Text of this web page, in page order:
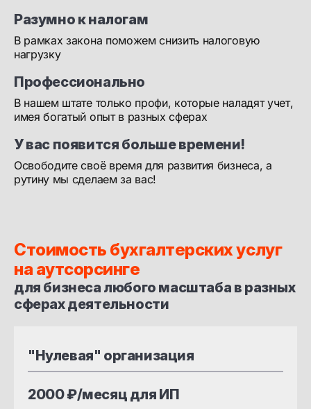
Разумно к налогам
В рамках закона поможем снизить налоговую
нагрузку
Профессионально
В нашем штате только профи, которые наладят учет,
имея богатый опыт в разных сферах
У вас появится больше времени!
Освободите своё время для развития бизнеса, а
рутину мы сделаем за вас!
Стоимость бухгалтерских услуг
на аутсорсинге
для бизнеса любого масштаба в разных
сферах деятельности
"Нулевая" организация
2000 ₽/месяц для ИП